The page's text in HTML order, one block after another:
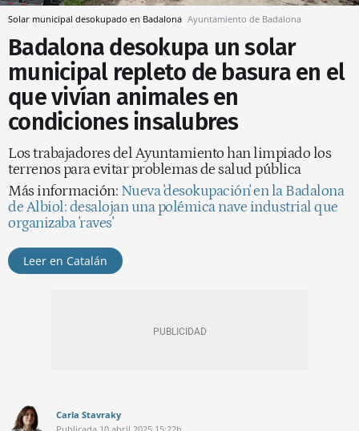
Solar municipal desokupado en Badalona Ayuntamiento de Badalona
Badalona desokupa un solar
municipal repleto de basura en el
que vivían animales en
condiciones insalubres
Los trabajadores del Ayuntamiento han limpiado los
terrenos para evitar problemas de salud pública
Más información: Nueva 'desokupación' en la Badalona
de Albiol: desalojan una polémica nave industrial que
organizaba 'raves'
Leer en Catalán
Carla Stavraky